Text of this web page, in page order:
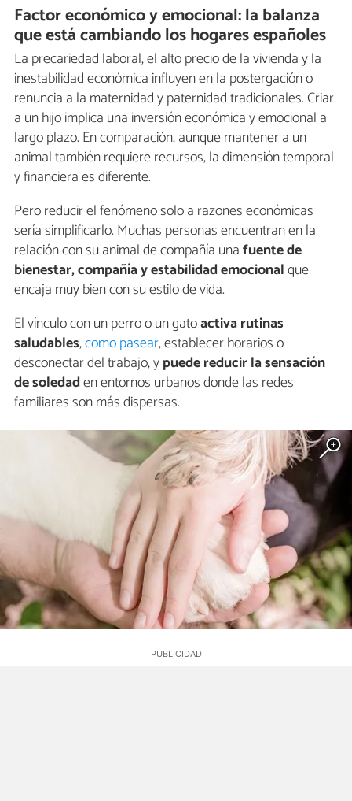
Factor económico y emocional: la balanza
que está cambiando los hogares españoles
La precariedad laboral, el alto precio de la vivienda y la
inestabilidad económica influyen en la postergación o
renuncia a la maternidad y paternidad tradicionales. Criar
a un hijo implica una inversión económica y emocional a
largo plazo. En comparación, aunque mantener a un
animal también requiere recursos, la dimensión temporal
y financiera es diferente.
Pero reducir el fenómeno solo a razones económicas
sería simplificarlo. Muchas personas encuentran en la
relación con su animal de compañía unafuente de
bienestar, compañía y estabilidad emocionalque
encaja muy bien con su estilo de vida.
El vínculo con un perro o un gatoactiva rutinas
saludables,como pasear, establecer horarios o
desconectar del trabajo, ypuede reducir la sensación
de soledaden entornos urbanos donde las redes
familiares son más dispersas.